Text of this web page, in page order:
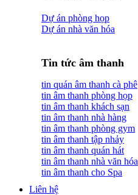
Dự án phòng họp
Dự án nhà văn hóa
Tin tức âm thanh
tin quán âm thanh cà phê
tin âm thanh phòng họp
tin âm thanh khách sạn
tin âm thanh nhà hàng
tin âm thanh phòng gym
tin âm thanh tập nhảy
tin âm thanh quán hát
tin âm thanh nhà văn hóa
tin âm thanh cho Spa
Liên hệ